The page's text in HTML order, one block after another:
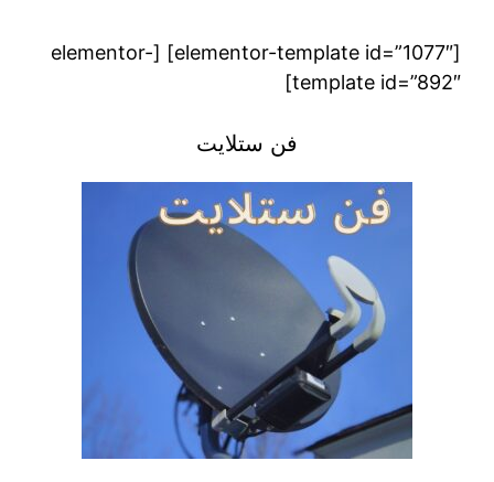
[elementor-template id=”1077″] [elementor-
template id=”892″]
فن ستلايت